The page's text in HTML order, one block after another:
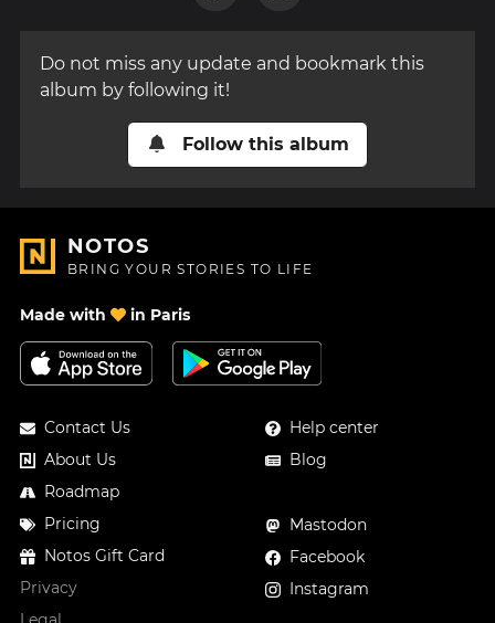
Do not miss any update and bookmark this
album by following it!
Follow this album
NOTOS
BRING YOUR STORIES TO LIFE
Made with in Paris
Contact Us
About Us
Roadmap
Pricing
Notos Gift Card
Privacy
Help center
Blog
Mastodon
Facebook
Instagram